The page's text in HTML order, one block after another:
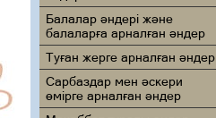
Балалар әндері және
балаларға арналған әндер
Туған жерге арналған әндер
Сарбаздар мен әскери
өмірге арналған әндер